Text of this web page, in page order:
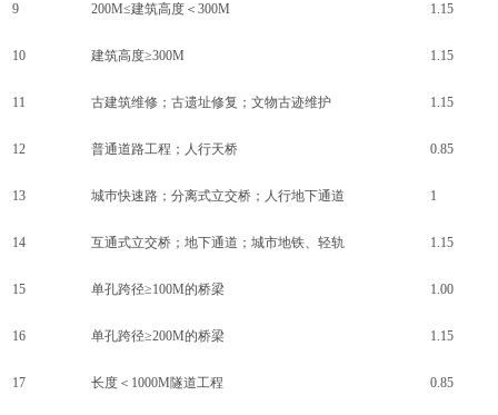
9 200M≤建筑高度＜300M 1.15
10 建筑高度≥300M 1.15
11 古建筑维修；古遗址修复；文物古迹维护 1.15
12 普通道路工程；人行天桥 0.85
13 城巿快速路；分离式立交桥；人行地下通道 1
14 互通式立交桥；地下通道；城市地铁、轻轨 1.15
15 单孔跨径≥100M的桥梁 1.00
16 单孔跨径≥200M的桥梁 1.15
17 长度＜ 1000M隧道工程 0.85